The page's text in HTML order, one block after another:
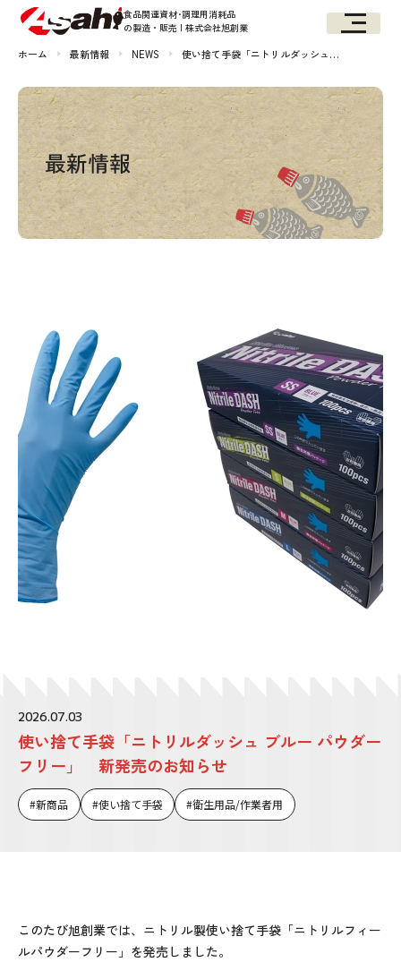
食品関連資材･調理用消耗品
の製造・販売 | 株式会社旭創業
ホーム 最新情報 NEWS 使い捨て手袋「ニトリルダッシュ…
最新情報
2026.07.03
使い捨て手袋「ニトリルダッシュ ブルー パウダー
フリー」 新発売のお知らせ
新商品 使い捨て手袋 衛生用品/作業者用
このたび旭創業では、ニトリル製使い捨て手袋「ニトリルフィー
ルパウダーフリー」を発売しました。